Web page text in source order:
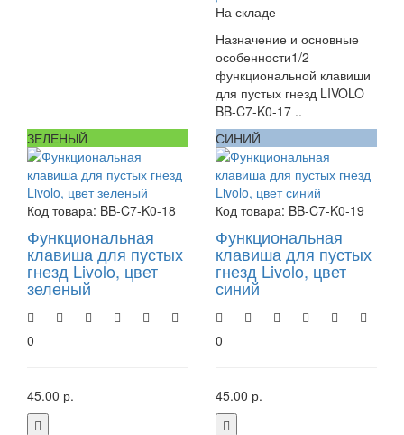
На складе
Назначение и основные
особенности1/2
функциональной клавиши
для пустых гнезд LIVOLO
BB-C7-K0-17 ..
ЗЕЛЕНЫЙ
Код товара: BB-C7-K0-18
Функциональная
клавиша для пустых
гнезд Livolo, цвет
зеленый
0
45.00 р.
СИНИЙ
Код товара: BB-C7-K0-19
Функциональная
клавиша для пустых
гнезд Livolo, цвет
синий
0
45.00 р.